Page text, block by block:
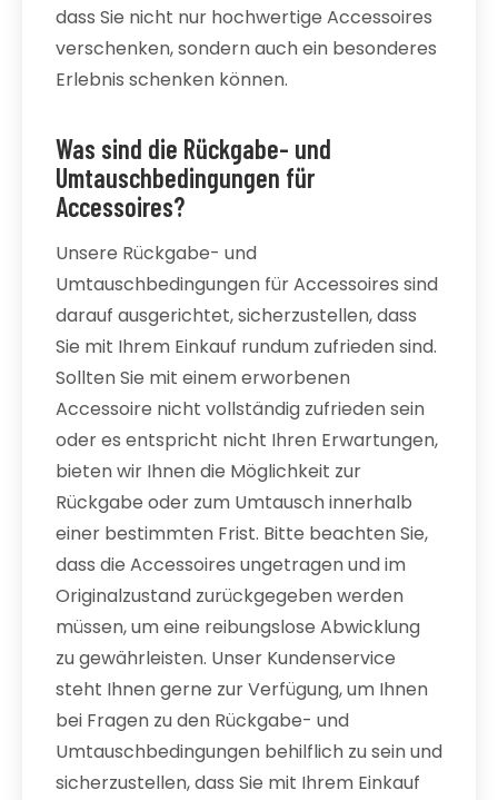
dass Sie nicht nur hochwertige Accessoires
verschenken, sondern auch ein besonderes
Erlebnis schenken können.
Was sind die Rückgabe- und
Umtauschbedingungen für
Accessoires?
Unsere Rückgabe- und
Umtauschbedingungen für Accessoires sind
darauf ausgerichtet, sicherzustellen, dass
Sie mit Ihrem Einkauf rundum zufrieden sind.
Sollten Sie mit einem erworbenen
Accessoire nicht vollständig zufrieden sein
oder es entspricht nicht Ihren Erwartungen,
bieten wir Ihnen die Möglichkeit zur
Rückgabe oder zum Umtausch innerhalb
einer bestimmten Frist. Bitte beachten Sie,
dass die Accessoires ungetragen und im
Originalzustand zurückgegeben werden
müssen, um eine reibungslose Abwicklung
zu gewährleisten. Unser Kundenservice
steht Ihnen gerne zur Verfügung, um Ihnen
bei Fragen zu den Rückgabe- und
Umtauschbedingungen behilflich zu sein und
sicherzustellen, dass Sie mit Ihrem Einkauf